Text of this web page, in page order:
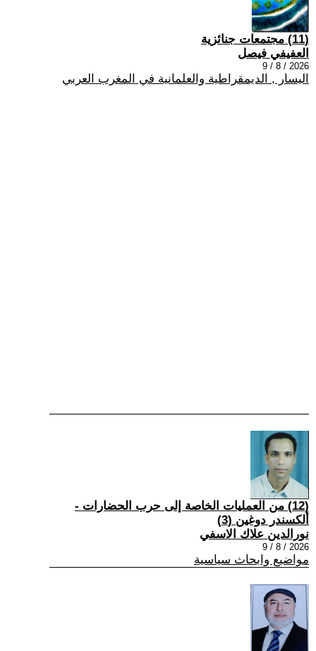
(11) مجتمعات جنائزية
العفيفي فيصل
2026 / 8 / 9
اليسار , الديمقراطية والعلمانية في المغرب العربي
(12) من العمليات الخاصة إلى حرب الحضارات -
ألكسندر دوغين (3)
نورالدين علاك الاسفي
2026 / 8 / 9
مواضيع وابحاث سياسية